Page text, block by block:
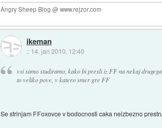
Angry Sheep Blog @ www.rejzor.com
ikeman
:: 14. jan 2010, 12:40
vsi samo studiramo, kako bi presli iz FF na nekaj drugega
to veliko pove, v katero smer gre FF
Se strinjam FFoxovce v bodocnosti caka neizbezno